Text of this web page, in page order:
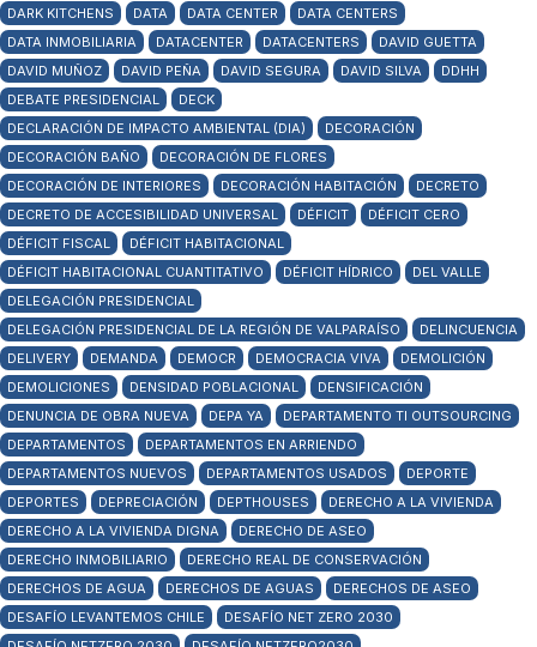
DARK KITCHENS
DATA DATA CENTER
DATA CENTERS
DATA INMOBILIARIA
DATACENTER DATACENTERS
DAVID GUETTA
DAVID MUÑOZ
DAVID PEÑA DAVID SEGURA DAVID SILVA
DDHH
DEBATE PRESIDENCIAL
DECK
DECLARACIÓN DE IMPACTO AMBIENTAL (DIA)
DECORACIÓN
DECORACIÓN BAÑO
DECORACIÓN DE FLORES
DECORACIÓN DE INTERIORES
DECORACIÓN HABITACIÓN
DECRETO
DECRETO DE ACCESIBILIDAD UNIVERSAL
DÉFICIT
DÉFICIT CERO
DÉFICIT FISCAL
DÉFICIT HABITACIONAL
DÉFICIT HABITACIONAL CUANTITATIVO
DÉFICIT HÍDRICO
DEL VALLE
DELEGACIÓN PRESIDENCIAL
DELEGACIÓN PRESIDENCIAL DE LA REGIÓN DE VALPARAÍSO
DELINCUENCIA
DELIVERY
DEMANDA DEMOCR DEMOCRACIA VIVA
DEMOLICIÓN
DEMOLICIONES
DENSIDAD POBLACIONAL
DENSIFICACIÓN
DENUNCIA DE OBRA NUEVA
DEPA YA
DEPARTAMENTO TI OUTSOURCING
DEPARTAMENTOS
DEPARTAMENTOS EN ARRIENDO
DEPARTAMENTOS NUEVOS
DEPARTAMENTOS USADOS
DEPORTE
DEPORTES
DEPRECIACIÓN DEPTHOUSES
DERECHO A LA VIVIENDA
DERECHO A LA VIVIENDA DIGNA
DERECHO DE ASEO
DERECHO INMOBILIARIO
DERECHO REAL DE CONSERVACIÓN
DERECHOS DE AGUA
DERECHOS DE AGUAS
DERECHOS DE ASEO
DESAFÍO LEVANTEMOS CHILE
DESAFÍO NET ZERO 2030